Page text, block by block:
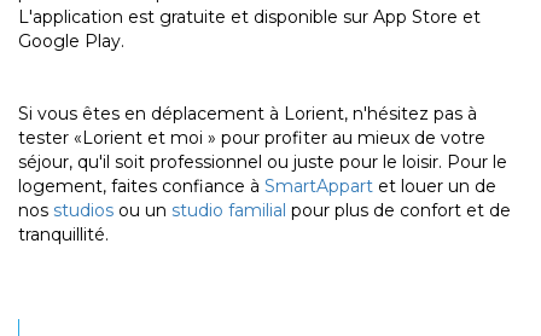
L'application est gratuite et disponible sur App Store et
Google Play.
Si vous êtes en déplacement à Lorient, n'hésitez pas à
tester «Lorient et moi » pour profiter au mieux de votre
séjour, qu'il soit professionnel ou juste pour le loisir. Pour le
logement, faites confiance à SmartAppart et louer un de
nos studios ou un studio familial pour plus de confort et de
tranquillité.